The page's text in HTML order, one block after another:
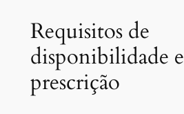
Requisitos de
disponibilidade e
prescrição